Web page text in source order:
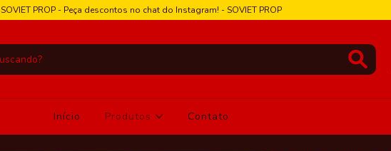
SOVIET PROP - Peça descontos no chat do Instagram! - SOVIET PROP
Início Produtos Contato